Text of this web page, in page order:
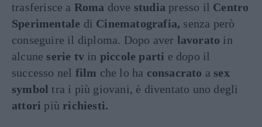
trasferisce a Roma dove studia presso il Centro
Sperimentale di Cinematografia, senza però
conseguire il diploma. Dopo aver lavorato in
alcune serie tv in piccole parti e dopo il
successo nel film che lo ha consacrato a sex
symbol tra i più giovani, è diventato uno degli
attori più richiesti.